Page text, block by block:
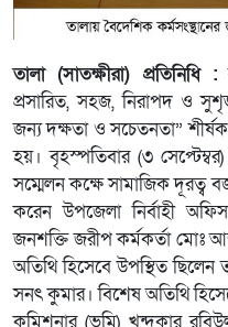
তালা (সাতক্ষীরা) প্রতিনিধি :
প্রসারিত, সহজ, নিরাপদ ও
জন্য দক্ষতা ও সচেতনতা” শীর্ষক
হয়। বৃহস্পতিবার (৩
সম্মেলন কক্ষে সামাজিক দূরত্ব
করেন উপজেলা নির্বাহী
জনশক্তি জরীপ কর্মকর্তা মোঃ
অতিথি হিসেবে উপস্থিত
সনৎ কুমার। বিশেষ অতিথি